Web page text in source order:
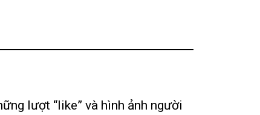
lượt “like” và hình ảnh người